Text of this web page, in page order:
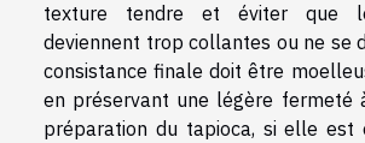
texture tendre et éviter que
deviennent trop collantes ou ne se
consistance finale doit être
en préservant une légère fermeté
préparation du tapioca, si elle est